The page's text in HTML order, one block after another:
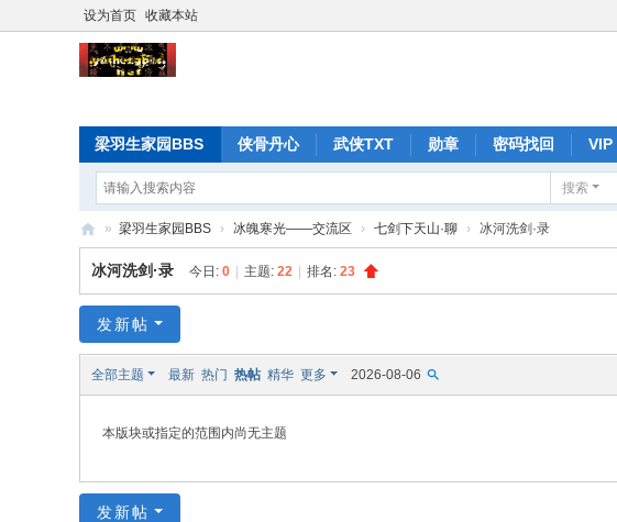
设为首页 收藏本站
梁羽生家园BBS 侠骨丹心 武侠TXT 勋章 密码找回 VIP
搜索
梁
羽
家
» 梁羽生家园BBS › 冰魄寒光——交流区 › 七剑下天山·聊 › 冰河洗剑·录
冰河洗剑·录 今日: 0 主题: 22 排名: 23
发新帖
全部主题 最新 热门 热帖 精华 更多 2026-08-06
本版块或指定的范围内尚无主题
发新帖